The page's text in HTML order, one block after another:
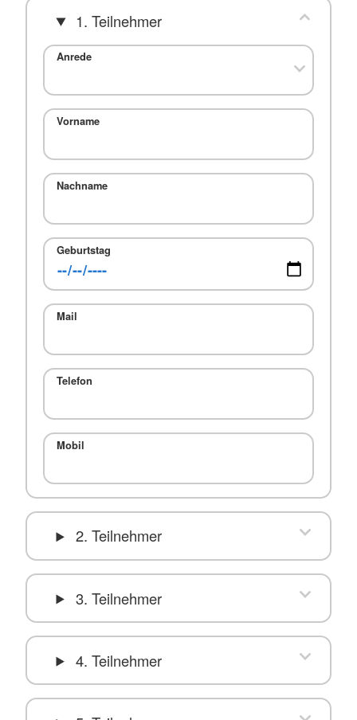
1. Teilnehmer
Anrede
Vorname
Nachname
Geburtstag
Mail
Telefon
Mobil
2. Teilnehmer
3. Teilnehmer
4. Teilnehmer